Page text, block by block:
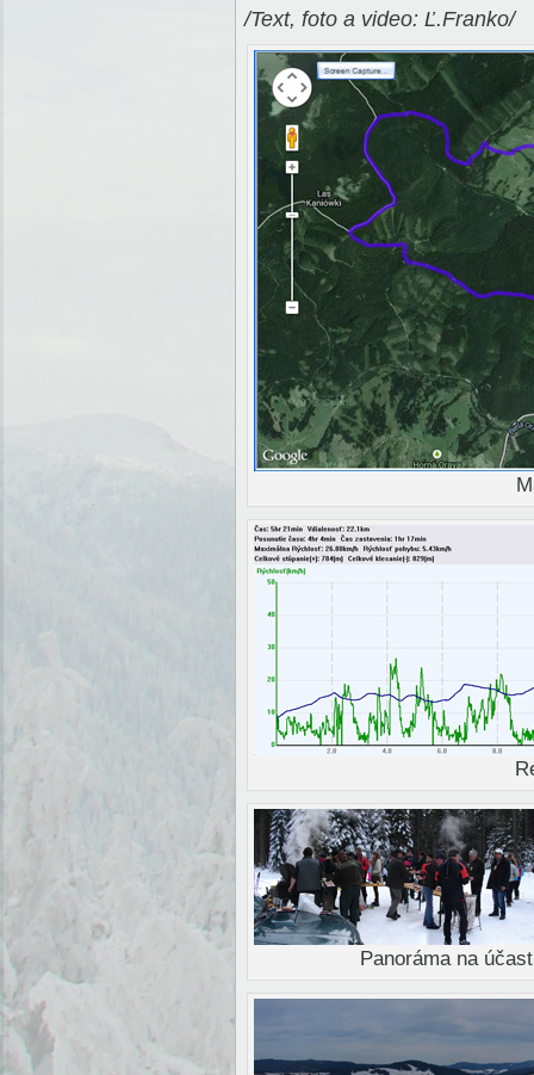
/Text, foto a video: Ľ.Franko/
Panoráma na